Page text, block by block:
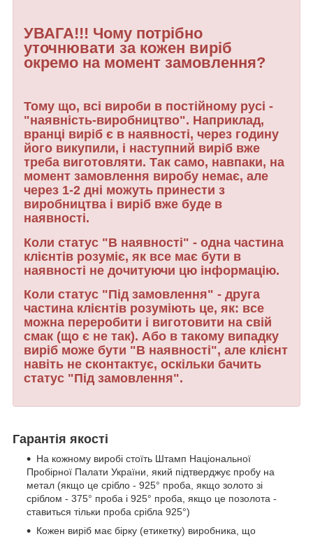
УВАГА!!! Чому потрібно
уточнювати за кожен виріб
окремо на момент замовлення?
Тому що, всі вироби в постійному русі -
"наявність-виробництво". Наприклад,
вранці виріб є в наявності, через годину
його викупили, і наступний виріб вже
треба виготовляти. Так само, навпаки, на
момент замовлення виробу немає, але
через 1-2 дні можуть принести з
виробництва і виріб вже буде в
наявності.
Коли статус "В наявності" - одна частина
клієнтів розуміє, як все має бути в
наявності не дочитуючи цю інформацію.
Коли статус "Під замовлення" - друга
частина клієнтів розуміють це, як: все
можна переробити і виготовити на свій
смак (що є не так). Або в такому випадку
виріб може бути "В наявності", але клієнт
навіть не сконтактує, оскільки бачить
статус "Під замовлення".
Гарантія якості
На кожному виробі стоїть Штамп Національної
Пробірної Палати України, який підтверджує пробу на
метал (якщо це срібло - 925° проба, якщо золото зі
сріблом - 375° проба і 925° проба, якщо це позолота -
ставиться тільки проба срібла 925°)
Кожен виріб має бірку (етикетку) виробника, що